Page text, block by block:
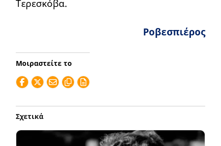
Τερεσκόβα.
Ροβεσπιέρος
Μοιραστείτε το
Σχετικά